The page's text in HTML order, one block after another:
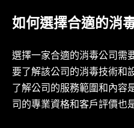
如何選擇合適的消
選擇一家合適的消毒公司需
要了解該公司的消毒技術和
了解公司的服務範圍和內容
司的專業資格和客戶評價也